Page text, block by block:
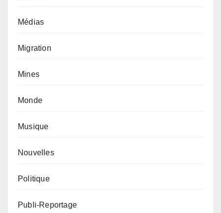
Médias
Migration
Mines
Monde
Musique
Nouvelles
Politique
Publi-Reportage